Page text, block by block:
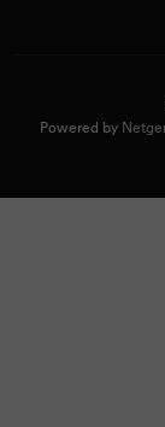
Powered by